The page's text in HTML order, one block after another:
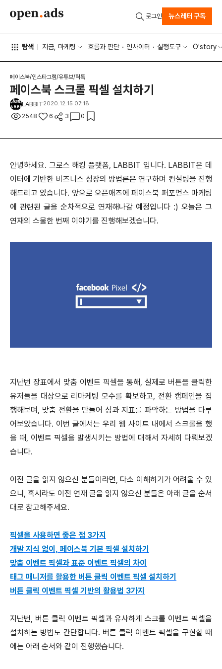
탐색 지금, 마케팅 흐름과 판단 인사이터 실행도구 O'story
로그인 뉴스레터 구독
페이스북/인스타그램/유튜브/틱톡
페이스북 스크롤 픽셀 설치하기
LABBIT2020.12.15 07:18
2548 6 3 0
안녕하세요. 그로스 해킹 플랫폼, LABBIT 입니다. LABBIT은 데
이터에 기반한 비즈니스 성장의 방법론은 연구하며 컨설팅을 진행
해드리고 있습니다. 앞으로 오픈애즈에 페이스북 퍼포먼스 마케팅
에 관련된 글을 순차적으로 연재해나갈 예정입니다 :) 오늘은 그
연재의 스물한 번째 이야기를 진행해보겠습니다.
지난번 장표에서 맞춤 이벤트 픽셀을 통해, 실제로 버튼을 클릭한
유저들을 대상으로 리마케팅 모수를 확보하고, 전환 캠페인을 집
행해보며, 맞춤 전환을 만들어 성과 지표를 파악하는 방법을 다루
어보았습니다. 이번 글에서는 우리 웹 사이트 내에서 스크롤을 했
을 때, 이벤트 픽셀을 발생시키는 방법에 대해서 자세히 다뤄보겠
습니다.
이전 글을 읽지 않으신 분들이라면, 다소 이해하기가 어려울 수 있
으니, 혹시라도 이전 연재 글을 읽지 않으신 분들은 아래 글을 순서
대로 참고해주세요.
픽셀을 사용하면 좋은 점 3가지
개발 지식 없이, 페이스북 기본 픽셀 설치하기
맞춤 이벤트 픽셀과 표준 이벤트 픽셀의 차이
태그 매니저를 활용한 버튼 클릭 이벤트 픽셀 설치하기
버튼 클릭 이벤트 픽셀 기반의 활용법 3가지
지난번, 버튼 클릭 이벤트 픽셀과 유사하게 스크롤 이벤트 픽셀을
설치하는 방법도 간단합니다. 버튼 클릭 이벤트 픽셀을 구현할 때
에는 아래 순서와 같이 진행했습니다.